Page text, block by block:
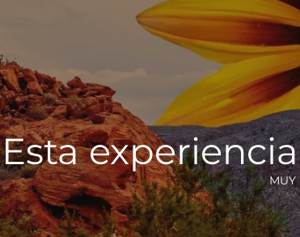
Esta
MUY